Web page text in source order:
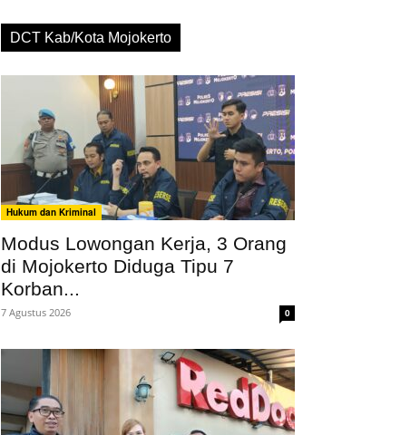
DCT Kab/Kota Mojokerto
Hukum dan Kriminal
Modus Lowongan Kerja, 3 Orang
di Mojokerto Diduga Tipu 7
Korban...
7 Agustus 2026 0